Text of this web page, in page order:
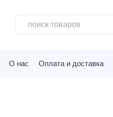
О нас Оплата и доставка